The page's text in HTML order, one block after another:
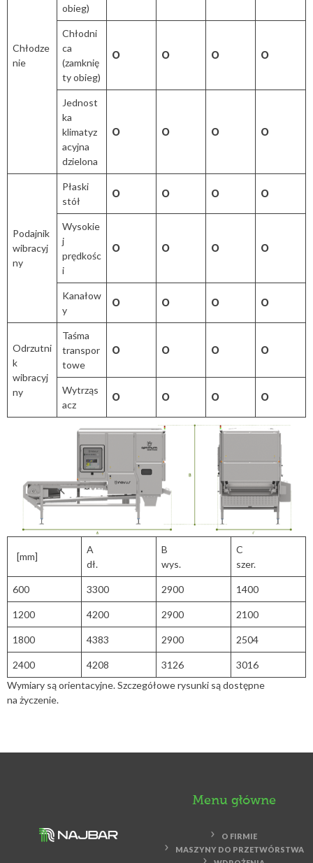
Chłodze
nie
obieg)
Chłodni
ca
(zamknię
ty obieg)
O O O O
Jednost
ka
klimatyz
acyjna
dzielona
O O O O
Podajnik
wibracyj
ny
Płaski
stół
O O O O
Wysokie
j
prędkośc
i
O O O O
Kanałow
y
O O O O
Odrzutni
k
wibracyj
ny
Taśma
transpor
towe
O O O O
Wytrząs
acz
O O O O
[mm]
A
dł.
B
wys.
C
szer.
600 3300 2900 1400
1200 4200 2900 2100
1800 4383 2900 2504
2400 4208 3126
3016
Wymiary są orientacyjne. Szczegółowe rysunki są dostępne
na życzenie.
Menu główne
O FIRMIE
MASZYNY DO PRZETWÓRSTWA